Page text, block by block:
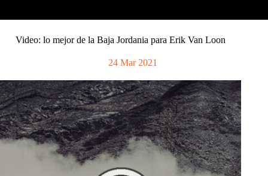
Video: lo mejor de la Baja Jordania para Erik Van Loon
24 Mar 2021